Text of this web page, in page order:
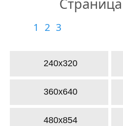
1 2 3
240x320
360x640
480x854